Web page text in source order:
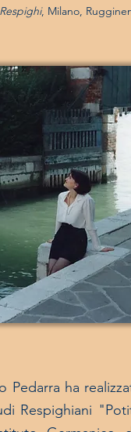
, Milano,
ha
Respighiani